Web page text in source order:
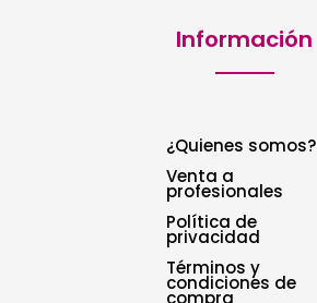
Información
¿Quienes somos?
Venta a
profesionales
Política de
privacidad
Términos y
condiciones de
compra